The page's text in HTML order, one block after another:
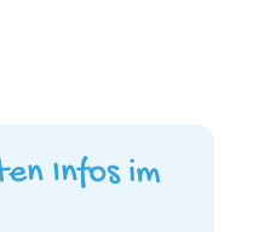
Infos im